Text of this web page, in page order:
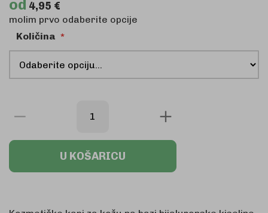
od 4,95 €
molim prvo odaberite opcije
Količina
U KOŠARICU